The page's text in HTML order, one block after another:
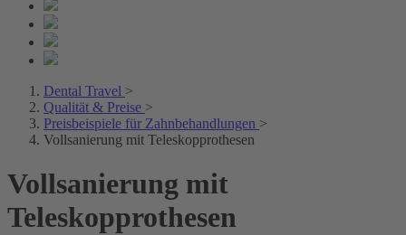
Dental Travel >
Qualität & Preise >
Preisbeispiele für Zahnbehandlungen >
Vollsanierung mit Teleskopprothesen
Vollsanierung mit
Teleskopprothesen